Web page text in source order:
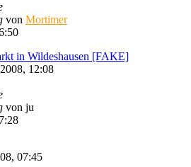
von Mortimer
in Wildeshausen [FAKE]
12:08
von ju
07:45